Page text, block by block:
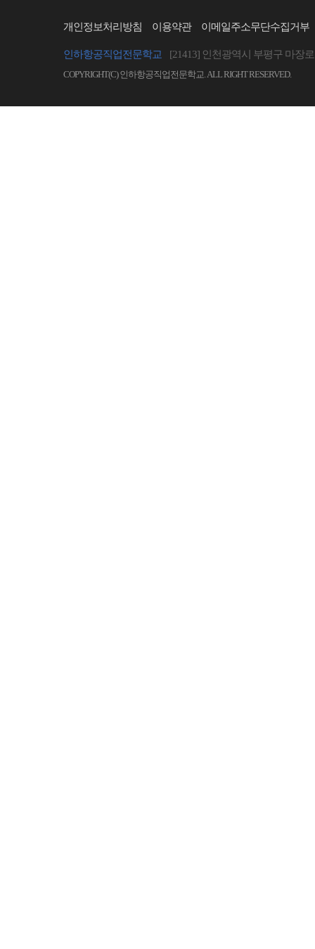
개인정보처리방침 이용약관 이메일주소무단수집거부
인하항공직업전문학교 [21413] 인천광역시 부평구 마장
COPYRIGHT(C) 인하항공직업전문학교. ALL RIGHT RESERVED.